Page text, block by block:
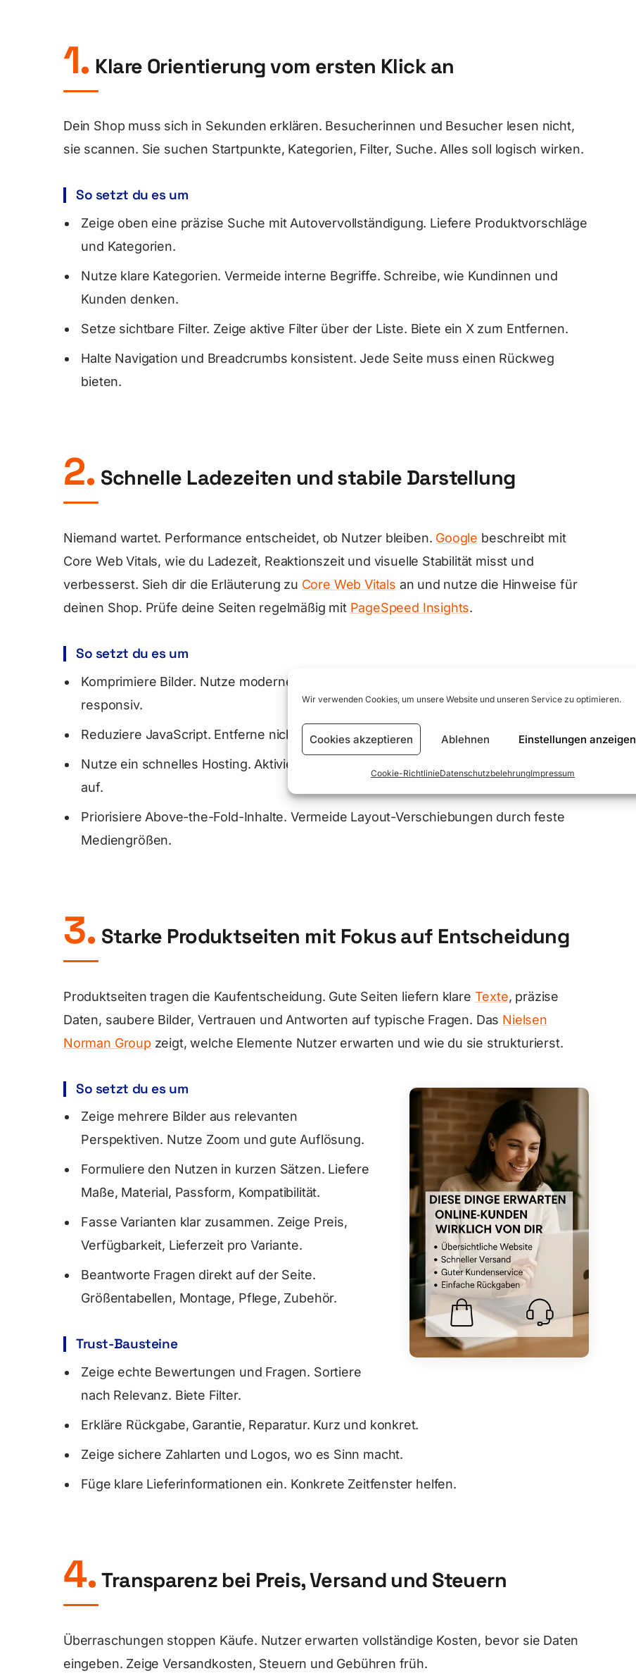
Wir verwenden Cookies, um unsere Website und unseren Service zu optimieren.
Cookies akzeptieren Ablehnen Einstellungen anzeigen
Cookie-RichtlinieDatenschutzbelehrungImpressum
1. Klare Orientierung vom ersten Klick an
Dein Shop muss sich in Sekunden erklären. Besucherinnen und Besucher lesen nicht,
sie scannen. Sie suchen Startpunkte, Kategorien, Filter, Suche. Alles soll logisch wirken.
So setzt du es um
Zeige oben eine präzise Suche mit Autovervollständigung. Liefere Produktvorschläge
und Kategorien.
Nutze klare Kategorien. Vermeide interne Begriffe. Schreibe, wie Kundinnen und
Kunden denken.
Setze sichtbare Filter. Zeige aktive Filter über der Liste. Biete ein Xzum Entfernen.
Halte Navigation und Breadcrumbs konsistent. Jede Seite muss einen Rückweg
bieten.
2. Schnelle Ladezeiten und stabile Darstellung
Niemand wartet. Performance entscheidet, ob Nutzer bleiben. Google beschreibt mit
Core Web Vitals, wie du Ladezeit, Reaktionszeit und visuelle Stabilität misst und
verbesserst. Sieh dir die Erläuterung zu Core Web Vitals an und nutze die Hinweise für
deinen Shop. Prüfe deine Seiten regelmäßig mit PageSpeed Insights.
So setzt du es um
Komprimiere Bilder. Nutze moderne Formate wie AVIF oder WebP. Lade Bilder
responsiv.
Reduziere JavaScript. Entferne nicht genutzten Code. Lade Skripte asynchron.
Nutze ein schnelles Hosting. Aktiviere HTTP/2 oder HTTP/3. Setze Caching sauber
auf.
Priorisiere Above-the-Fold-Inhalte. Vermeide Layout-Verschiebungen durch feste
Mediengrößen.
3. Starke Produktseiten mit Fokus auf Entscheidung
Produktseiten tragen die Kaufentscheidung. Gute Seiten liefern klare Texte, präzise
Daten, saubere Bilder, Vertrauen und Antworten auf typische Fragen. Das Nielsen
Norman Group zeigt, welche Elemente Nutzer erwarten und wie du sie strukturierst.
So setzt du es um
Zeige mehrere Bilder aus relevanten
Perspektiven. Nutze Zoom und gute Auflösung.
Formuliere den Nutzen in kurzen Sätzen. Liefere
Maße, Material, Passform, Kompatibilität.
Fasse Varianten klar zusammen. Zeige Preis,
Verfügbarkeit, Lieferzeit pro Variante.
Beantworte Fragen direkt auf der Seite.
Größentabellen, Montage, Pflege, Zubehör.
Trust-Bausteine
Zeige echte Bewertungen und Fragen. Sortiere
nach Relevanz. Biete Filter.
Erkläre Rückgabe, Garantie, Reparatur. Kurz und konkret.
Zeige sichere Zahlarten und Logos, wo es Sinn macht.
Füge klare Lieferinformationen ein. Konkrete Zeitfenster helfen.
4.Transparenz bei Preis, Versand und Steuern
Überraschungen stoppen Käufe. Nutzer erwarten vollständige Kosten, bevor sie Daten
eingeben. Zeige Versandkosten, Steuern und Gebühren früh.